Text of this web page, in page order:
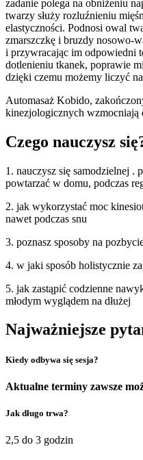
zadanie polega na obniżeniu
twarzy służy rozluźnieniu
elastyczności. Podnosi owal
zmarszczkę i bruzdy nosowo-
i przywracając im odpowiedni
dotlenieniu tkanek, poprawie
dzięki czemu możemy liczyć
Automasaż Kobido,
kinezjologicznych wzmocniają
Czego nauczysz
1. nauczysz się samodzielnej .
powtarzać w domu, podczas
2. jak wykorzystać moc
nawet podczas snu
3. poznasz sposoby na
4. w jaki sposób holistycznie
5. jak zastąpić codzienne
młodym wyglądem na dłużej
Najważniejsze
Kiedy odbywa się sesja?
Aktualne terminy zawsze
Jak długo trwa?
2,5 do 3 godzin